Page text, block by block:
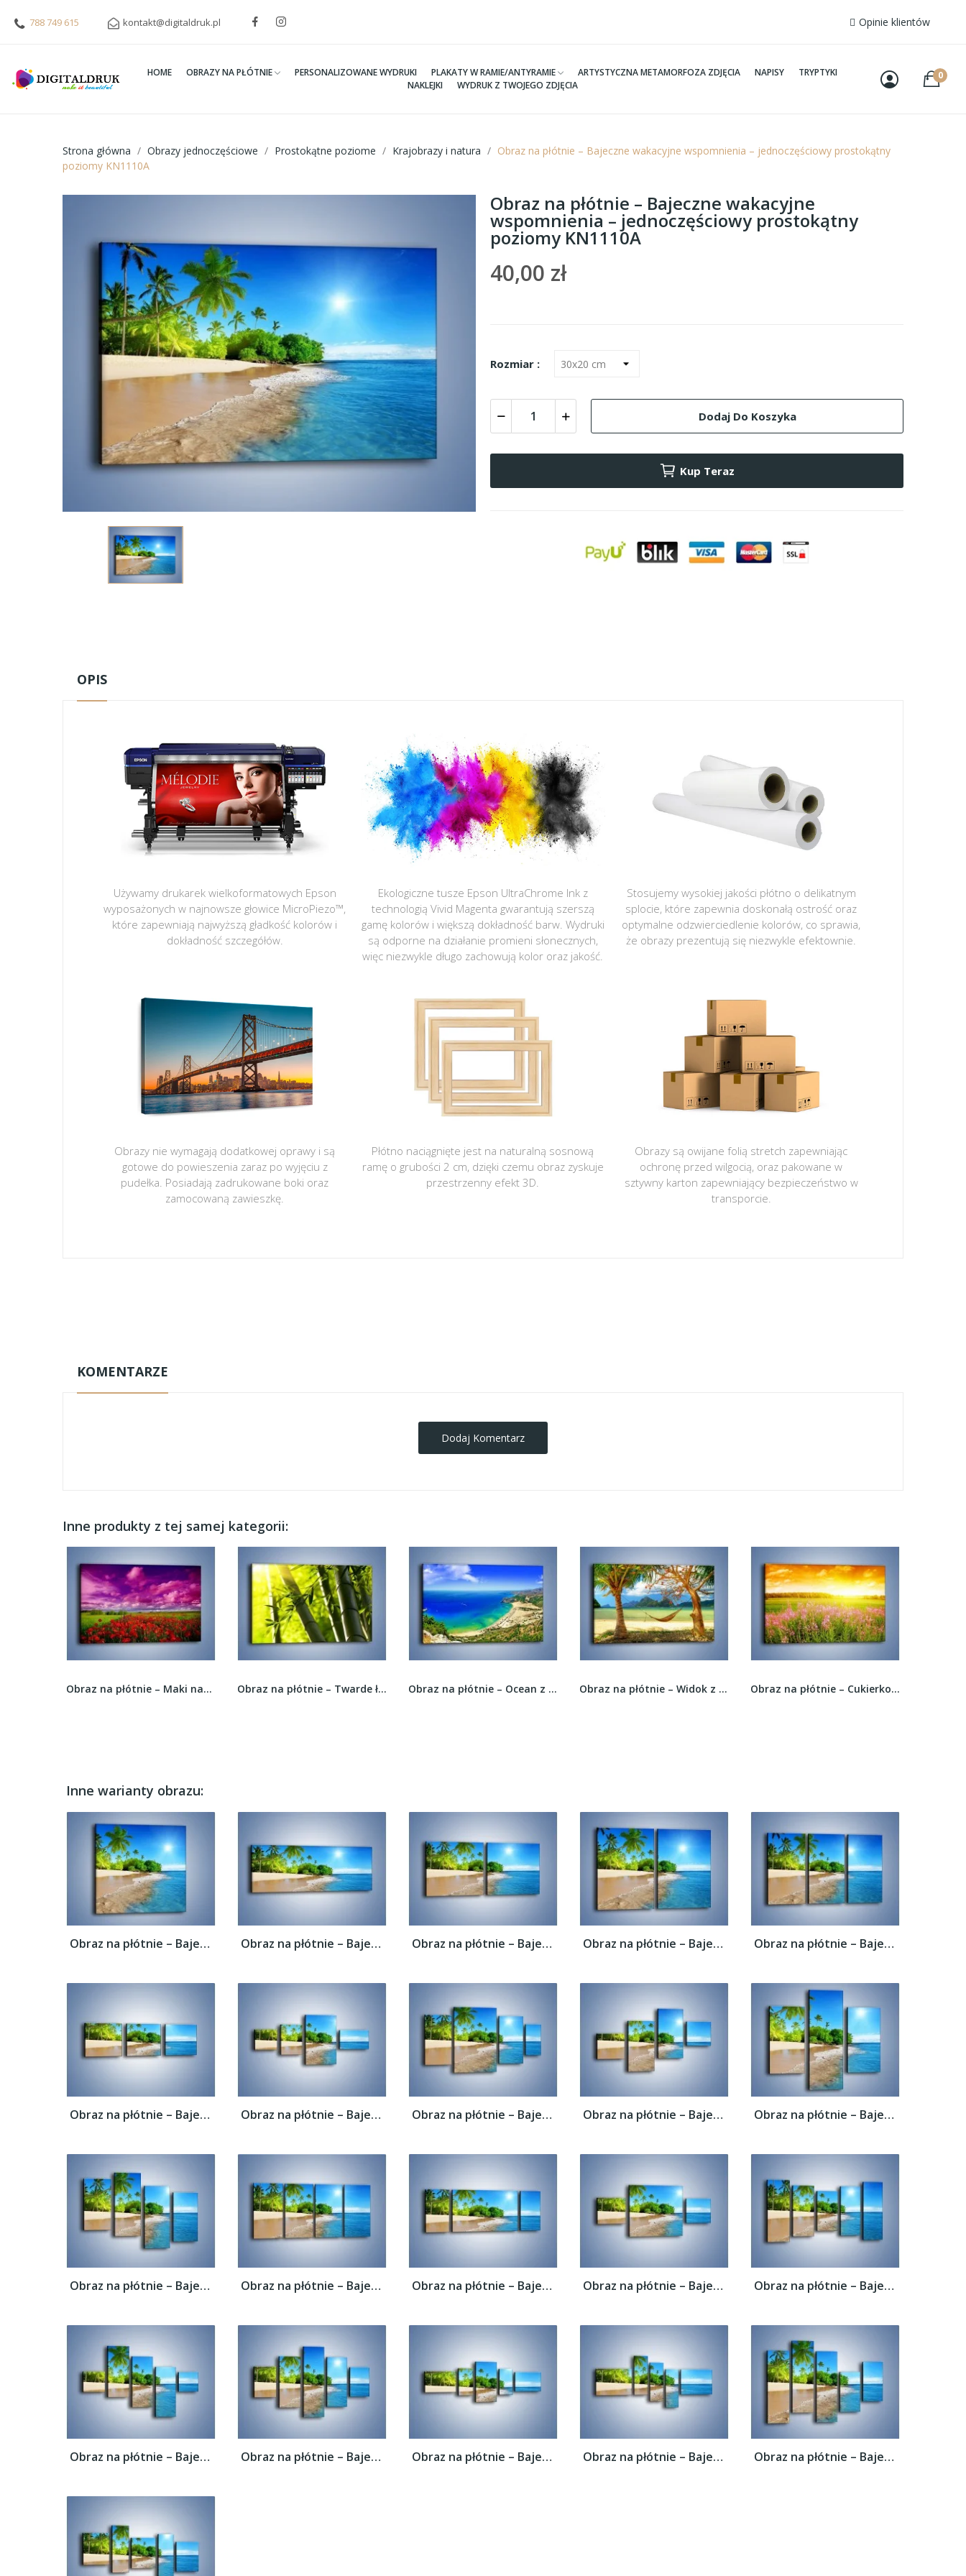
788 749 615 kontakt@digitaldruk.pl Opinie klientów
HOME OBRAZY NA PŁÓTNIE PERSONALIZOWANE WYDRUKI PLAKATY W RAMIE/ANTYRAMIE ARTYSTYCZNA METAMORFOZA ZDJĘCIA NAPISY
TRYPTYKI
NAKLEJKI
WYDRUK Z TWOJEGO ZDJĘCIA
0
Strona główna Obrazy jednoczęściowe Prostokątne poziome Krajobrazy i natura
Obraz na płótnie – Bajeczne wakacyjne wspomnienia – jednoczęściowy prostokątny
poziomy KN1110A
Obraz na płótnie – Bajeczne wakacyjne
wspomnienia – jednoczęściowy prostokątny
poziomy KN1110A
40,00 zł
Rozmiar :
Dodaj Do Koszyka
Kup Teraz
OPIS
Używamy drukarek wielkoformatowych Epson
wyposażonych w najnowsze głowice MicroPiezo™,
które zapewniają najwyższą gładkość kolorów i
dokładność szczegółów.
Ekologiczne tusze Epson UltraChrome Ink z
technologią Vivid Magenta gwarantują szerszą
gamę kolorów i większą dokładność barw. Wydruki
są odporne na działanie promieni słonecznych,
więc niezwykle długo zachowują kolor oraz jakość.
Stosujemy wysokiej jakości płótno o delikatnym
splocie, które zapewnia doskonałą ostrość oraz
optymalne odzwierciedlenie kolorów, co sprawia,
że obrazy prezentują się niezwykle efektownie.
Obrazy nie wymagają dodatkowej oprawy i są
gotowe do powieszenia zaraz po wyjęciu z
pudełka. Posiadają zadrukowane boki oraz
zamocowaną zawieszkę.
Płótno naciągnięte jest na naturalną sosnową
ramę o grubości 2 cm, dzięki czemu obraz zyskuje
przestrzenny efekt 3D.
Obrazy są owijane folią stretch zapewniając
ochronę przed wilgocią, oraz pakowane w
sztywny karton zapewniający bezpieczeństwo w
transporcie.
KOMENTARZE
Dodaj Komentarz
Inne produkty z tej samej kategorii:
Obraz na płótnie – Maki nad fioletowymi... Obraz na płótnie – Twarde łodygi bambusa –... Obraz na płótnie – Ocean z lotu ptaka –... Obraz na płótnie – Widok z hamaku na ocean –... Obraz na płótnie – Cukierkowe kwiatki na...
Inne warianty obrazu:
Obraz na płótnie – Bajeczne wakacyjne... Obraz na płótnie – Bajeczne wakacyjne... Obraz na płótnie – Bajeczne wakacyjne... Obraz na płótnie – Bajeczne wakacyjne... Obraz na płótnie – Bajeczne wakacyjne...
Obraz na płótnie – Bajeczne wakacyjne... Obraz na płótnie – Bajeczne wakacyjne... Obraz na płótnie – Bajeczne wakacyjne... Obraz na płótnie – Bajeczne wakacyjne... Obraz na płótnie – Bajeczne wakacyjne...
Obraz na płótnie – Bajeczne wakacyjne... Obraz na płótnie – Bajeczne wakacyjne... Obraz na płótnie – Bajeczne wakacyjne... Obraz na płótnie – Bajeczne wakacyjne... Obraz na płótnie – Bajeczne wakacyjne...
Obraz na płótnie – Bajeczne wakacyjne... Obraz na płótnie – Bajeczne wakacyjne... Obraz na płótnie – Bajeczne wakacyjne... Obraz na płótnie – Bajeczne wakacyjne... Obraz na płótnie – Bajeczne wakacyjne...